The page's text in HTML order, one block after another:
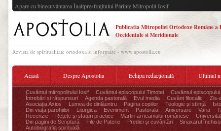
Apare cu binecuvântarea Înaltpresfinţitului Părinte Mitropolit Iosif
Publicatia Mitropoliei Ortodoxe Române a
Occidentale si Meridionale
Revista de spiritualitate ortodoxa si informare - www.apostolia.eu
Acasă Despre Apostolia Echipa redacțională Ultimul
Cuvântul mitropolitului Iosif Cuvântul episcopului Timotei
Cuvântul episcopului
Întrebări și răspunsuri
Agenda pastorală Evul media Cuvânt filocalic
Zis-
Asociația Axios
Lumea de dinlăuntru Pagina copiilor Teologie și stiință
Din viața parohiilor
Liturgica Eveniment Pastorala Aniversare Varia
Recenzie
Rețete și sfaturi practice Martiri ai neamului românesc
Din pagini de Scriptură
File de Pateric Predici și cuvântări
Sinaxarul
Autobiografia spirituală